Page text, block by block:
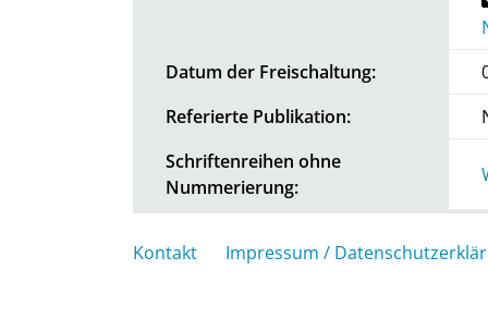
Datum der Freischaltung:
Referierte Publikation:
Schriftenreihen ohne
Nummerierung:
Kontakt Impressum /